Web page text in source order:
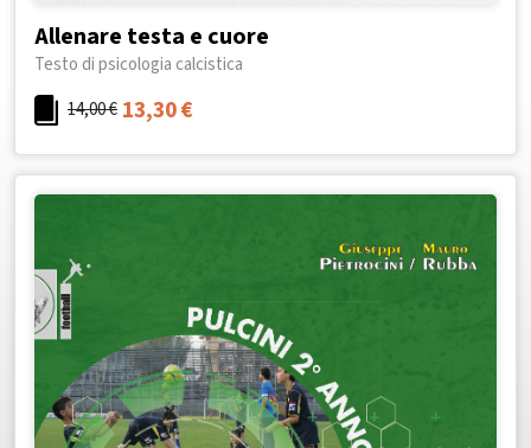
Allenare testa e cuore
Testo di psicologia calcistica
14,00€ 13,30€